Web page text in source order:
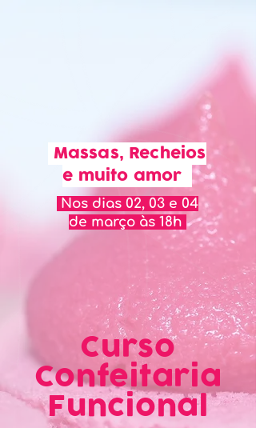
Massas, Recheios
e muito amor
Nos dias 02, 03 e 04
de março às 18h
Curso
Confeitaria
Funcional